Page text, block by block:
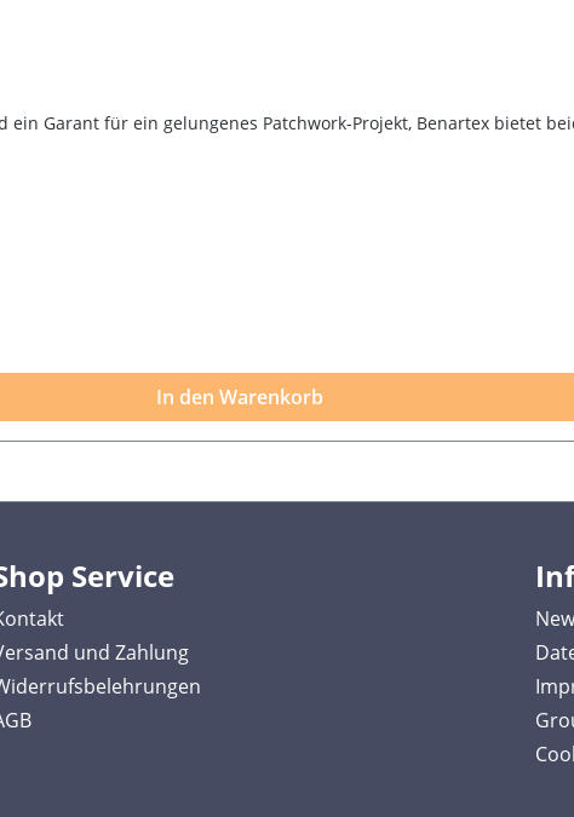
Garant für ein gelungenes Patchwork-Projekt, Benartex bietet
In den Warenkorb
Service
und Zahlung